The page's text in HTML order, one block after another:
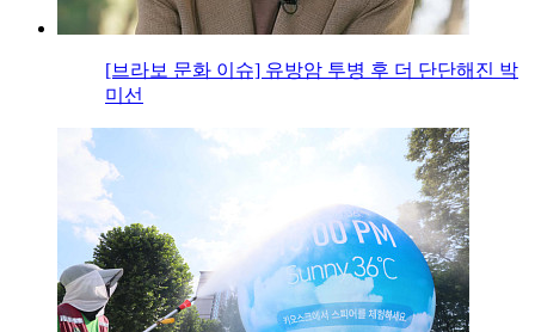
[브라보 문화 이슈] 유방암 투병 후 더 단단해진 박
미선